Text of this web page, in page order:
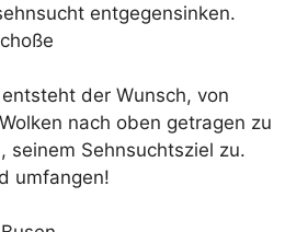
entgegensinken.
der Wunsch, von
nach oben getragen zu
seinem Sehnsuchtsziel zu.
umfangen!